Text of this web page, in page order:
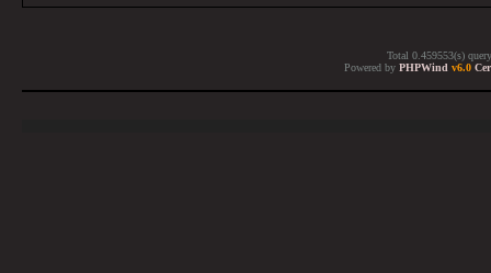
Total 0.459553(s)
Powered by PHPWind v6.0